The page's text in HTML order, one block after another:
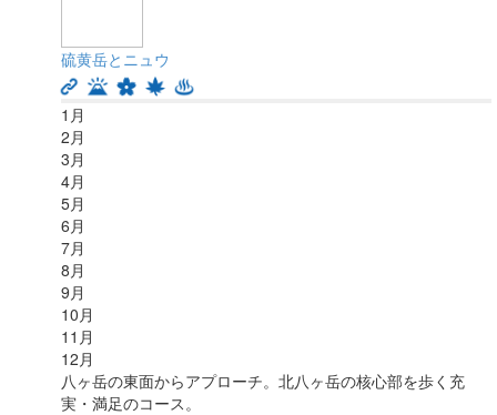
硫黄岳とニュウ
1 月
2 月
3 月
4月
5月
6 月
7月
8 月
9 月
10 月
11 月
12 月
八ヶ岳の東面からアプローチ。北八ヶ岳の核心部を歩く充
実・満足のコース。